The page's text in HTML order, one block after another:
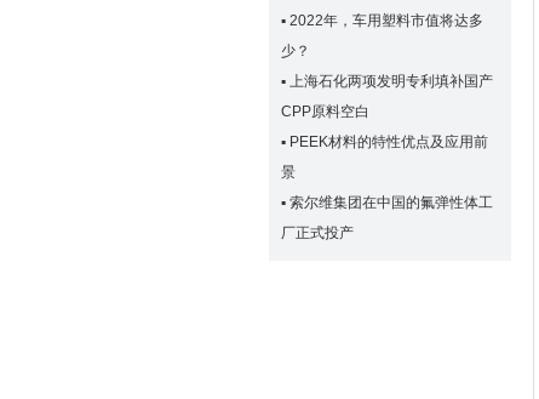
▪ 2022年，车用塑料市值将达多
少？
▪ 上海石化两项发明专利填补国产
CPP原料空白
▪ PEEK材料的特性优点及应用前
景
▪ 索尔维集团在中国的氟弹性体工
厂正式投产